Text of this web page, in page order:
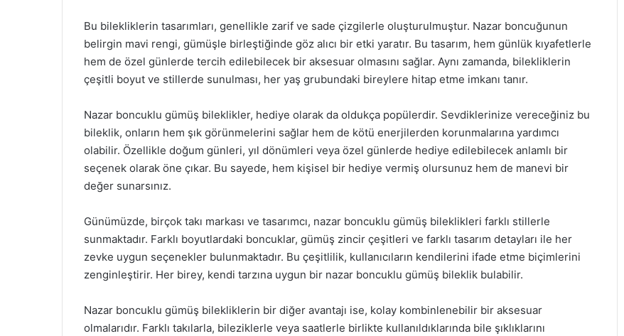
Bu bilekliklerin tasarımları, genellikle zarif ve sade çizgilerle oluşturulmuştur. Nazar boncuğunun
belirgin mavi rengi, gümüşle birleştiğinde göz alıcı bir etki yaratır. Bu tasarım, hem günlük kıyafetlerle
hem de özel günlerde tercih edilebilecek bir aksesuar olmasını sağlar. Aynı zamanda, bilekliklerin
çeşitli boyut ve stillerde sunulması, her yaş grubundaki bireylere hitap etme imkanı tanır.
Nazar boncuklu gümüş bileklikler, hediye olarak da oldukça popülerdir. Sevdiklerinize vereceğiniz bu
bileklik, onların hem şık görünmelerini sağlar hem de kötü enerjilerden korunmalarına yardımcı
olabilir. Özellikle doğum günleri, yıl dönümleri veya özel günlerde hediye edilebilecek anlamlı bir
seçenek olarak öne çıkar. Bu sayede, hem kişisel bir hediye vermiş olursunuz hem de manevi bir
değer sunarsınız.
Günümüzde, birçok takı markası ve tasarımcı, nazar boncuklu gümüş bileklikleri farklı stillerle
sunmaktadır. Farklı boyutlardaki boncuklar, gümüş zincir çeşitleri ve farklı tasarım detayları ile her
zevke uygun seçenekler bulunmaktadır. Bu çeşitlilik, kullanıcıların kendilerini ifade etme biçimlerini
zenginleştirir. Her birey, kendi tarzına uygun bir nazar boncuklu gümüş bileklik bulabilir.
Nazar boncuklu gümüş bilekliklerin bir diğer avantajı ise, kolay kombinlenebilir bir aksesuar
olmalarıdır. Farklı takılarla, bileziklerle veya saatlerle birlikte kullanıldıklarında bile şıklıklarını